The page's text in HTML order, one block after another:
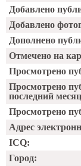
Добавлено
Добавлено
Дополнено
Отмечено на
Просмотрено
Просмотрено
последний
Просмотрено
Адрес
ICQ:
Город: